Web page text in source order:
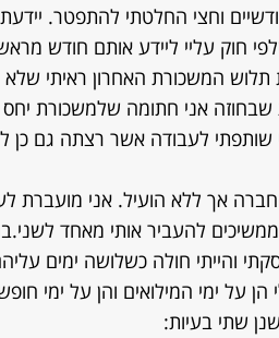
וחצי החלטתי להתפטר.
חוק עליי ליידע אותם חודש מראש
המשכורת האחרון ראיתי שלא
זאת למרות שבחוזה אני חתומה שלמשכורת
שותפתי לעבודה אשר רצתה גם
אך ללא הועיל. אני מועברת
להעביר אותי מאחד
והייתי חולה כשלושה ימים
הן על ימי המילואים והן על ימי
שתי בעיות: